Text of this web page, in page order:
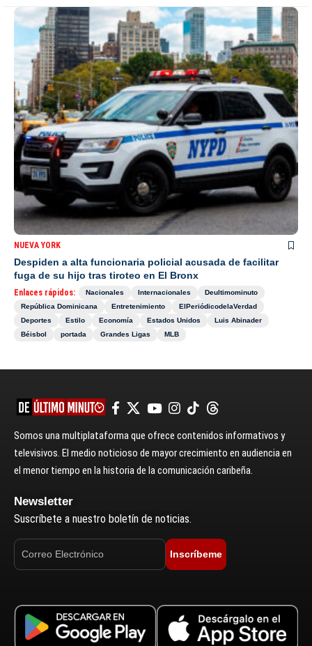
NUEVA YORK
Despiden a alta funcionaria policial acusada de facilitar
fuga de su hijo tras tiroteo en El Bronx
Enlaces rápidos: Nacionales Internacionales
Deultimominuto
República Dominicana
Entretenimiento
ElPeriódicodelaVerdad
Deportes
Estilo Economía Estados Unidos
Luis Abinader
Béisbol
portada Grandes Ligas MLB
Somos una multiplataforma que ofrece contenidos informativos y
televisivos. El medio noticioso de mayor crecimiento en audiencia en
el menor tiempo en la historia de la comunicación caribeña.
Newsletter
Suscríbete a nuestro boletín de noticias.
Inscríbeme